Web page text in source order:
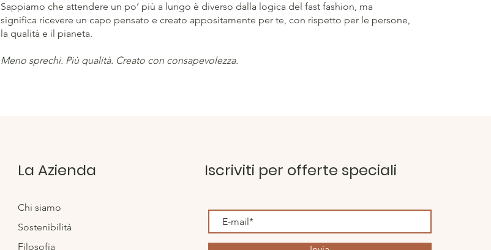
Sappiamo che attendere un po’ più a lungo è diverso dalla logica del fast fashion, ma
significa ricevere un capo pensato e creato appositamente per te, con rispetto per le persone,
la qualità e il pianeta.
Meno sprechi. Più qualità. Creato con consapevolezza.
La Azienda
Chi siamo
Sostenibilità
Filosofia
Iscriviti per offerte speciali